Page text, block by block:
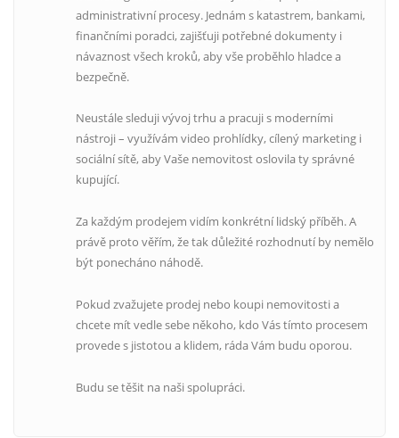
administrativní procesy. Jednám s katastrem, bankami,
finančními poradci, zajišťuji potřebné dokumenty i
návaznost všech kroků, aby vše proběhlo hladce a
bezpečně.
Neustále sleduji vývoj trhu a pracuji s moderními
nástroji – využívám video prohlídky, cílený marketing i
sociální sítě, aby Vaše nemovitost oslovila ty správné
kupující.
Za každým prodejem vidím konkrétní lidský příběh. A
právě proto věřím, že tak důležité rozhodnutí by nemělo
být ponecháno náhodě.
Pokud zvažujete prodej nebo koupi nemovitosti a
chcete mít vedle sebe někoho, kdo Vás tímto procesem
provede s jistotou a klidem, ráda Vám budu oporou.
Budu se těšit na naši spolupráci.